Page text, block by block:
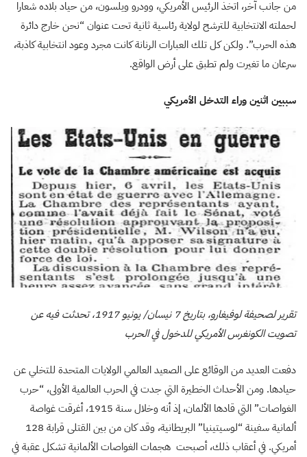
من جانب آخر، اتخذ الرئيس الأمريكي، وودرو ويلسون، من حياد بلاده شعارا
لحملته الانتخابية للترشح لولاية رئاسية ثانية تحت عنوان “نحن خارج دائرة
هذه الحرب”. ولكن كل تلك العبارات الرنانة كانت مجرد وعود انتخابية كاذبة،
سرعان ما تغيرت ولم تطبق على أرض الواقع.
سببين اثنين وراء التدخل الأمريكي
تقرير لصحيفة لوفيغارو، بتاريخ 7 نيسان/ يونيو 1917، تحدثت فيه عن
تصويت الكونغرس الأمريكي للدخول في الحرب
دفعت العديد من الوقائع على الصعيد العالمي الولايات المتحدة للتخلي عن
حيادها. ومن الأحداث الخطيرة التي جدت في الحرب العالمية الأولى، “حرب
الغواصات” التي قادها الألمان، إذ أنه وخلال سنة 1915، أغرقت غواصة
ألمانية سفينة “لوسيتينيا” البريطانية، وقد كان من بين القتلى قرابة 128
أمريكي. في أعقاب ذلك، أصبحت هجمات الغواصات الألمانية تشكل عقبة في